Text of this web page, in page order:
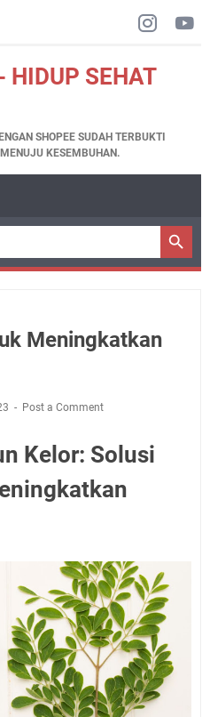
SEHAT
SHOPEE SUDAH TERBUKTI
KESEMBUHAN.
Meningkatkan
Post a Comment
Kelor: Solusi